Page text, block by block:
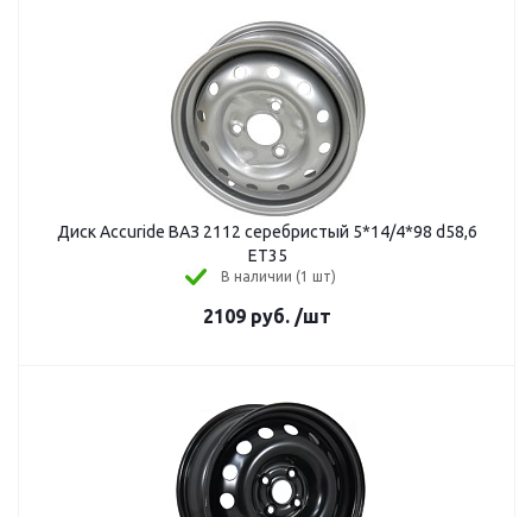
Диск Accuride ВАЗ 2112 серебристый 5*14/4*98 d58,6
ЕТ35
В наличии (1 шт)
2109 руб. /шт